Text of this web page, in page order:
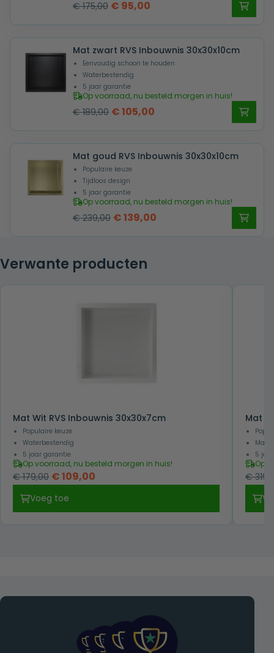
€175,00 Oorspronkelijke
was:
€ 175,00.
€ 95,00
is:
€ 95,00.
Mat zwart RVS Inbouwnis 30x30x10cm
Eenvoudig schoon te houden
Waterbestendig
5 jaar garantie
Op voorraad, nu besteld morgen in huis!
€189,00 Oorspronkelijke
was:
€ 189,00.
€105,00
is:
€ 105,00.
Mat goud RVS Inbouwnis 30x30x10cm
Populaire keuze
Tijdloos design
5 jaar garantie
Op voorraad, nu besteld morgen in huis!
€239,00 Oorspronkelijke
€ 239,00.
€139,00
Verwante producten
Mat Wit RVS Inbouwnis 30x30x7cm
Populaire keuze
Waterbestendig
5 jaar garantie
Op voorraad, nu besteld morgen in huis!
€179,00 Oorspronkelijke
was:
€ 179,00.
€109,00
€ 109,00.
Voeg toe
Mat
5
Op
€